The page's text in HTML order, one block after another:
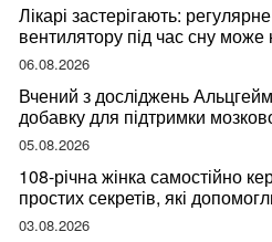
Лікарі застерігають:
вентилятору під час сну
ваше здоров’я
06.08.2026
Вчений з досліджень
добавку для підтримки
05.08.2026
108-річна жінка самостійно
простих секретів, які
03.08.2026